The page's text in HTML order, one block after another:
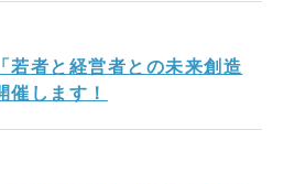
若者と経営者との未来創造
催します！